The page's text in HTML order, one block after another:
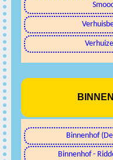
Binnenhof
Binnenhof -